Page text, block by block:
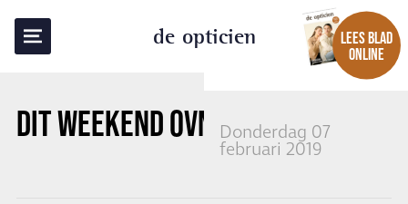
de opticien
LEES BLAD
ONLINE
DIT WEEKEND OVN CONGRES
Donderdag 07
februari 2019
TERUG NAAR OVERZICHT